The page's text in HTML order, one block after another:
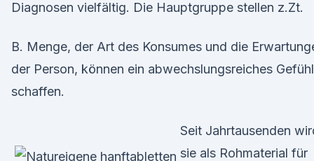
Diagnosen vielfältig. Die Hauptgruppe stellen z.Zt.
B. Menge, der Art des Konsumes und die
der Person, können ein abwechslungsreiches Gefühl
schaffen.
Seit Jahrtausenden
sie als Rohmaterial für